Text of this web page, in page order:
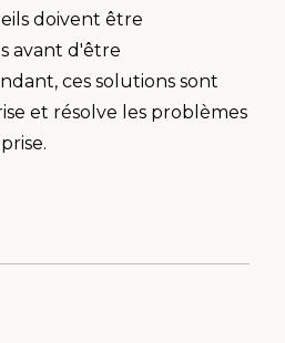
doivent être
avant d'être
ces solutions sont
et résolve les problèmes